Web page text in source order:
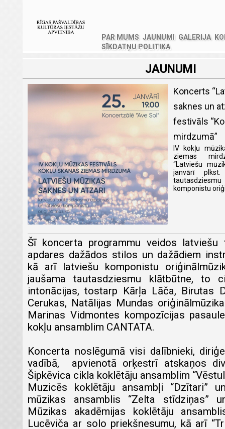
PAR MUMS JAUNUMI GALERIJA
SĪKDATŅU POLITIKA
JAUNUMI
Koncerts
saknes un
festivāls
mirdzumā”
IV kokļu
ziemas
“Latviešu
janvārī
komponistu
Šī koncerta programmu veidos latviešu
apdares dažādos stilos un dažādiem
kā arī latviešu komponistu
jaušama tautasdziesmu klātbūtne, to
intonācijas, tostarp Kārļa Lāča, Birutas
Cerukas, Natālijas Mundas
Marinas Vidmontes kompozīcijas
kokļu ansamblim CANTATA.
Koncerta noslēgumā visi dalībnieki,
vadībā, apvienotā orķestrī atskaņos
Šipkēvica cikla koklētāju ansamblim
Muzicēs koklētāju ansambļi “Dzītari”
mūzikas ansamblis “Zelta stīdziņas”
Mūzikas akadēmijas koklētāju
Lucēviča ar solo priekšnesumu, kā arī